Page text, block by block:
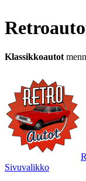
Klassikkoautot
Sivuvalikko